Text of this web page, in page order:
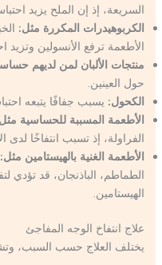
السريعة، إذ إن الملح يزيد
الكربوهيدرات المكررة مثل:
الأطعمة ترفع الأنسولين وتزيد
منتجات الألبان لمن لديهم
حول العينين.
الكحول: يسبب جفافًا يتبعه
الأطعمة المسببة للحساسية مثل
الفراولة، إذ تسبب انتفاخًا
الأطعمة الغنية بالهيستامين مثل:
الطماطم، الباذنجان، قد تؤدي
الهيستامين.
علاج انتفاخ الوجه المفاجئ
يختلف العلاج حسب السبب،